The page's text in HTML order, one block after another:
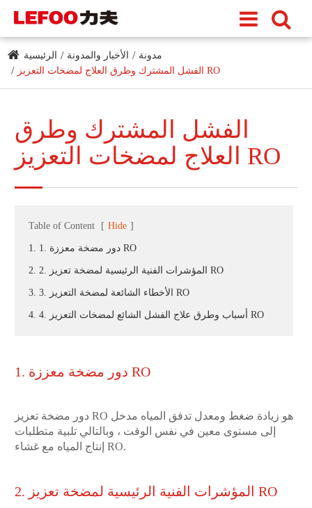
الرئيسية الأخبار والمدونة
مدونة
الفشل المشترك وطرق العلاج لمضخات التعزيز RO
الفشل المشترك وطرق
العلاج لمضخات التعزيز RO
Table of Content [ Hide ]
1. 1. دور مضخة معززة RO
2. 2. المؤشرات الفنية الرئيسية لمضخة تعزيز RO
3. 3. الأخطاء الشائعة لمضخة التعزيز RO
4. 4. أسباب وطرق علاج الفشل الشائع لمضخات التعزيز RO
1. دور مضخة معززة RO
دور مضخة تعزيز RO هو زيادة ضغط ومعدل تدفق المياه مدخل
إلى مستوى معين في نفس الوقت ، وبالتالي تلبية متطلبات
إنتاج المياه مع غشاء RO.
2. المؤشرات الفنية الرئيسية لمضخة تعزيز RO